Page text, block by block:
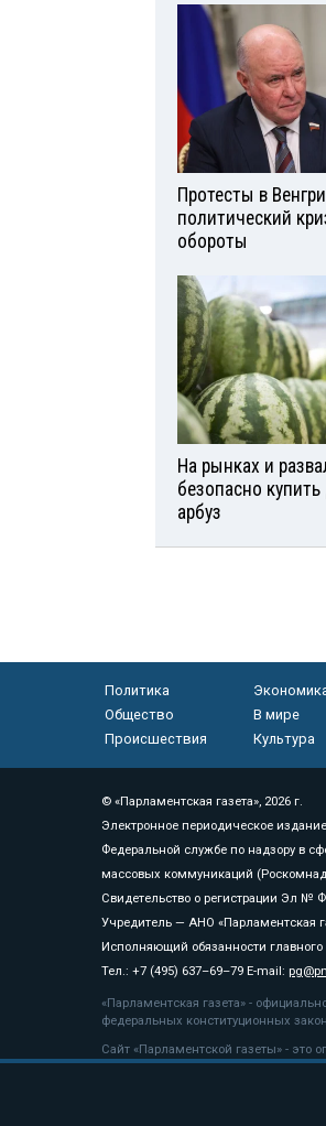
Протесты в
политический
обороты
На рынках и
безопасно
арбуз
Политика
Общество
В мире
Происшествия
Культура
© «Парламентская газета», 2026 г.
Электронное периодическое
Федеральной службе по надзору в
массовых коммуникаций
Свидетельство о регистрации Эл №
Учредитель — АНО «Парламентская
Исполняющий обязанности
Тел.: +7 (495) 637–69–79 E-mail:
«Парламентская газета» -
федеральных конституционных
Сайт «Парламентской газеты» - это
«Парламентской газеты» активная